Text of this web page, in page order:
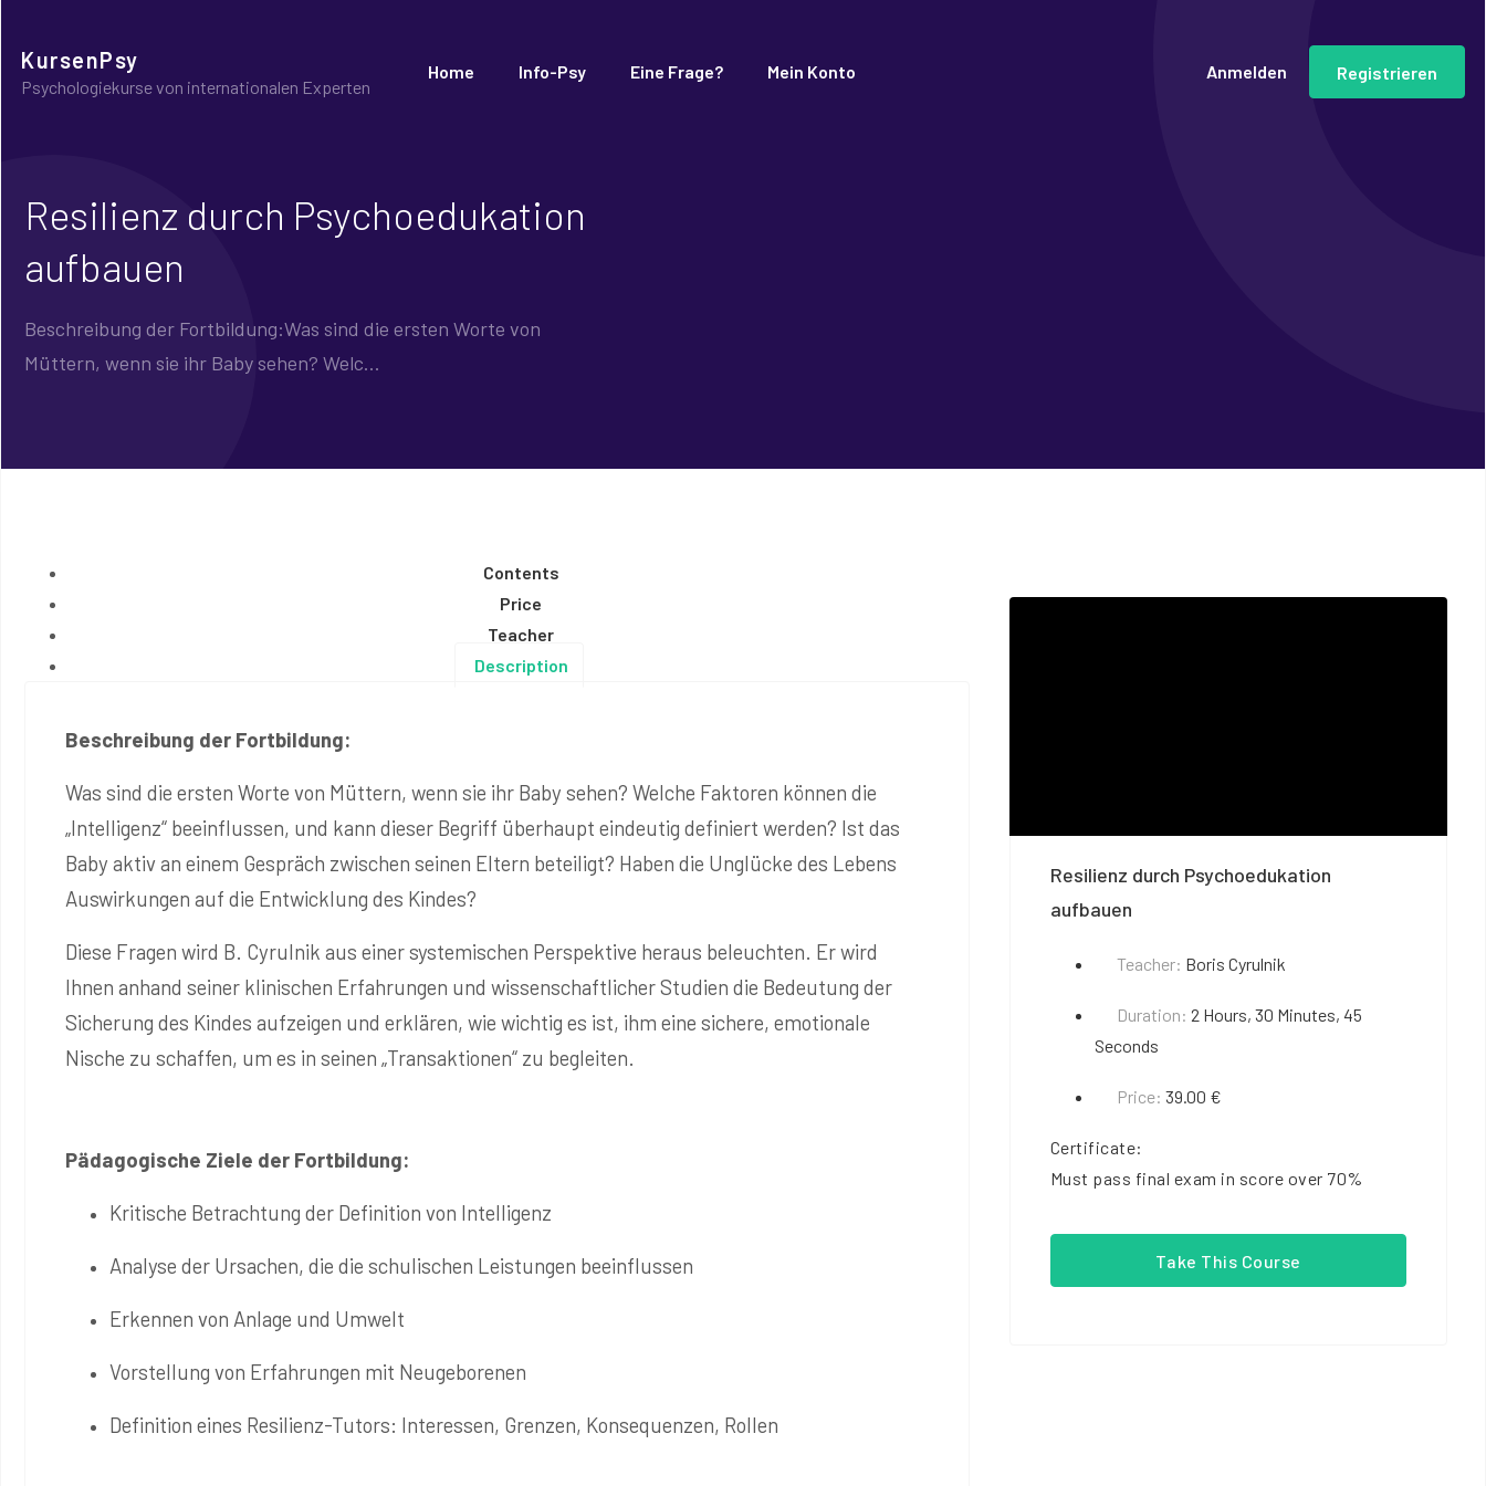
KursenPsy
Psychologiekurse von internationalen Experten
Home Info-Psy Eine Frage? Mein Konto Anmelden Registrieren
Resilienz durch Psychoedukation
aufbauen
Beschreibung der Fortbildung:Was sind die ersten Worte von
Müttern, wenn sie ihr Baby sehen? Welc...
Resilienz durch Psychoedukation
aufbauen
Teacher: Boris Cyrulnik
Duration: 2 Hours, 30 Minutes, 45
Seconds
Price: 39.00 €
Certificate:
Must pass final exam in score over 70%
Take This Course
Contents
Price
Teacher
Description
Beschreibung der Fortbildung:
Was sind die ersten Worte von Müttern, wenn sie ihr Baby sehen? Welche Faktoren können die
„Intelligenz“ beeinflussen, und kann dieser Begriff überhaupt eindeutig definiert werden? Ist das
Baby aktiv an einem Gespräch zwischen seinen Eltern beteiligt? Haben die Unglücke des Lebens
Auswirkungen auf die Entwicklung des Kindes?
Diese Fragen wird B. Cyrulnik aus einer systemischen Perspektive heraus beleuchten. Er wird
Ihnen anhand seiner klinischen Erfahrungen und wissenschaftlicher Studien die Bedeutung der
Sicherung des Kindes aufzeigen und erklären, wie wichtig es ist, ihm eine sichere, emotionale
Nische zu schaffen, um es in seinen „Transaktionen“ zu begleiten.
Pädagogische Ziele der Fortbildung:
Kritische Betrachtung der Definition von Intelligenz
Analyse der Ursachen, die die schulischen Leistungen beeinflussen
Erkennen von Anlage und Umwelt
Vorstellung von Erfahrungen mit Neugeborenen
Definition eines Resilienz-Tutors: Interessen, Grenzen, Konsequenzen, Rollen